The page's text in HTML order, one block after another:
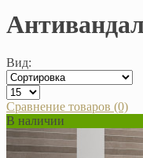
Вид:
Сравнение товаров (0)
В наличии